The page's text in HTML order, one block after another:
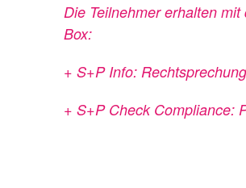
Die Teilnehmer erhalten
Box:
+ S+P Info:
+ S+P Check Compliance: